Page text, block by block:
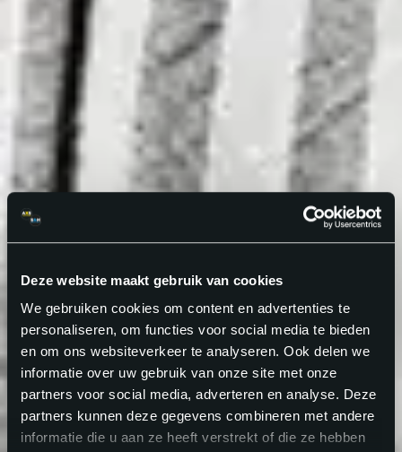
Deze website maakt gebruik van cookies
We gebruiken cookies om content en advertenties te
personaliseren, om functies voor social media te bieden
en om ons websiteverkeer te analyseren. Ook delen we
informatie over uw gebruik van onze site met onze
partners voor social media, adverteren en analyse. Deze
partners kunnen deze gegevens combineren met andere
informatie die u aan ze heeft verstrekt of die ze hebben